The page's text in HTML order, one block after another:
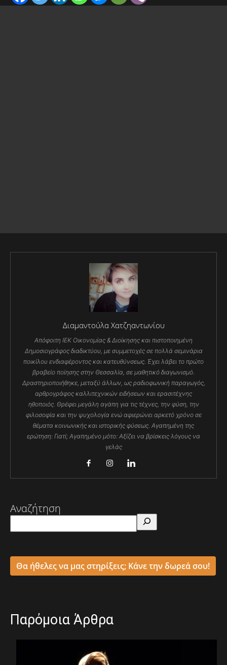
Διαμαντούλα Χατζηαντωνίου
Απόφοιτη ΙΕΚ Οικονομίας & Διοίκησης και πιστοποιημένη
Δημοσιογράφος διαδικτύου, με συμμετοχές σε πολλά σεμινάρια
ποικίλου ενδιαφέροντος και κατευθύνσεως. Έχει λάβει το πρώτο
βραβείο ποίησης στην Θεσσαλία, σε μαθητικό διαγωνισμό.
Δραστηριοποιήθηκε, μεταξύ άλλων, ως ραδιοφωνική παραγωγός,
αρθρογράφος καλλιτεχνικών ειδήσεων και ερασιτέχνης
ηθοποιός. Θρέφει μεγάλη αγάπη για τις τέχνες, την φύση, την
φιλοσοφία και την ψυχολογία ενώ αφιερώνει αρκετό χρόνο σε
θέματα κοινωνικής και ιστορικής φύσεως. Αγαπημένη της
ερώτηση: Γιατί; Αγαπημένο μότο: Αξίζει να βρίσκεις λόγους να
γελάς
Αναζήτηση
Θα ήθελες να μας στηρίξεις; Κάνε την δωρεά σου!
Παρόμοια Άρθρα